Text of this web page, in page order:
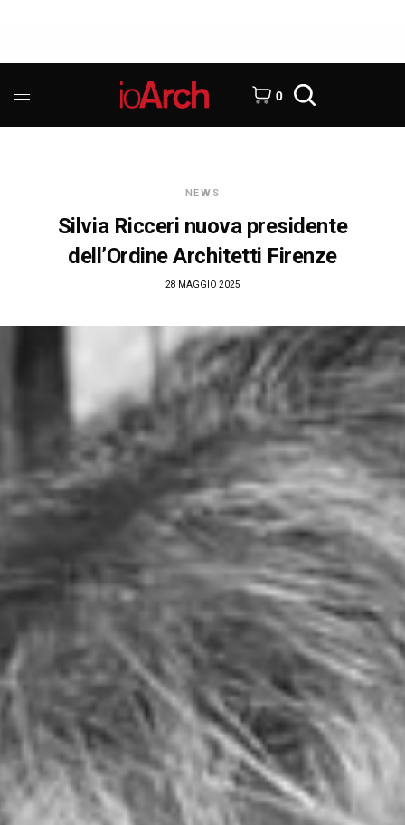
0
NEWS
Silvia Ricceri nuova presidente
dell’Ordine Architetti Firenze
28 MAGGIO 2025